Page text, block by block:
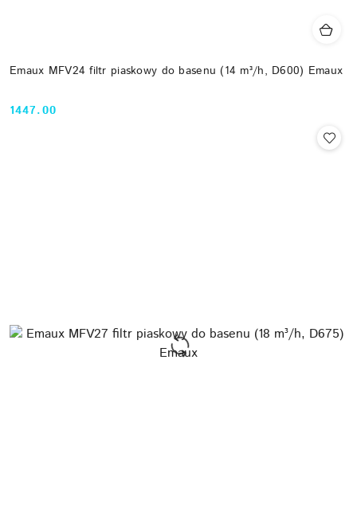
Emaux MFV24 filtr piaskowy do basenu (14 m³/h, D600) Emaux
Cena:
1447.00